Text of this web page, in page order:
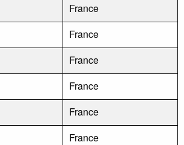
France
France
France
France
France
France